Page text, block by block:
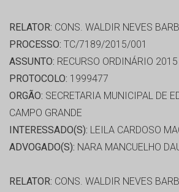
RELATOR: CONS. WALDIR NEVES
PROCESSO: TC/7189/2015/001
ASSUNTO: RECURSO ORDINÁRIO 2015
PROTOCOLO: 1999477
ORGÃO: SECRETARIA MUNICIPAL DE
CAMPO GRANDE
INTERESSADO(S): LEILA CARDOSO
ADVOGADO(S): NARA MANCUELHO
RELATOR: CONS. WALDIR NEVES